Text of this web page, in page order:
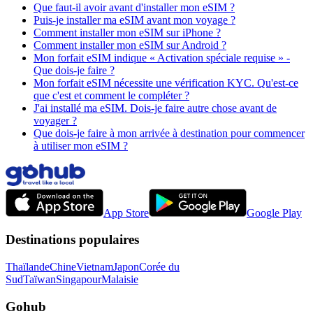
Que faut-il avoir avant d'installer mon eSIM ?
Puis-je installer ma eSIM avant mon voyage ?
Comment installer mon eSIM sur iPhone ?
Comment installer mon eSIM sur Android ?
Mon forfait eSIM indique « Activation spéciale requise » -
Que dois-je faire ?
Mon forfait eSIM nécessite une vérification KYC. Qu'est-ce
que c'est et comment le compléter ?
J'ai installé ma eSIM. Dois-je faire autre chose avant de
voyager ?
Que dois-je faire à mon arrivée à destination pour commencer
à utiliser mon eSIM ?
App Store Google Play
Destinations populaires
ThaïlandeChineVietnamJaponCorée du
SudTaïwanSingapourMalaisie
Gohub